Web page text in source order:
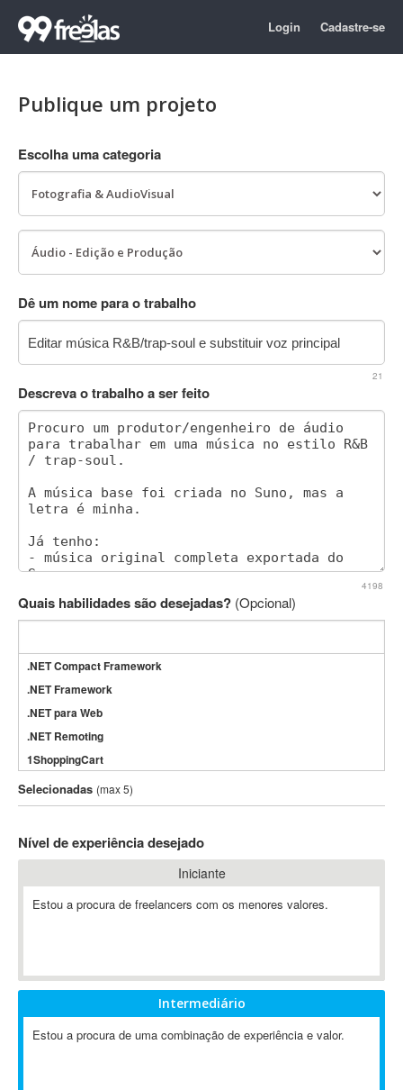
Login Cadastre-se
Publique um projeto
Escolha uma categoria
Dê um nome para o trabalho
21
Descreva o trabalho a ser feito
4198
Quais habilidades são desejadas? (Opcional)
.NET Compact Framework
.NET Framework
.NET para Web
.NET Remoting
1ShoppingCart
3DS Max
3GSM
802.11
A-GPS
ABAP
Abaqus
ABBYY FineReader
Selecionadas (max 5)
Nível de experiência desejado
Iniciante
Estou a procura de freelancers com os menores valores.
Intermediário
Estou a procura de uma combinação de experiência e valor.